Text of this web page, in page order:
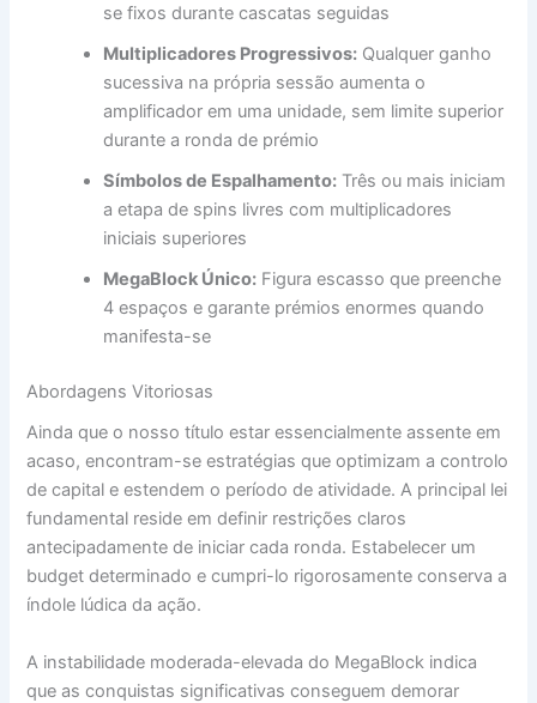
se fixos durante cascatas seguidas
Multiplicadores Progressivos: Qualquer ganho
sucessiva na própria sessão aumenta o
amplificador em uma unidade, sem limite superior
durante a ronda de prémio
Símbolos de Espalhamento: Três ou mais iniciam
a etapa de spins livres com multiplicadores
iniciais superiores
MegaBlock Único: Figura escasso que preenche
4 espaços e garante prémios enormes quando
manifesta-se
Abordagens Vitoriosas
Ainda que o nosso título estar essencialmente assente em
acaso, encontram-se estratégias que optimizam a controlo
de capital e estendem o período de atividade. A principal lei
fundamental reside em definir restrições claros
antecipadamente de iniciar cada ronda. Estabelecer um
budget determinado e cumpri-lo rigorosamente conserva a
índole lúdica da ação.
A instabilidade moderada-elevada do MegaBlock indica
que as conquistas significativas conseguem demorar